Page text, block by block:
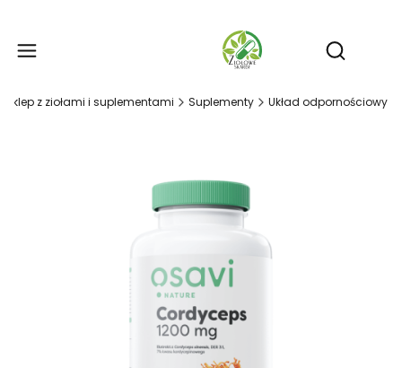
Otwórz
sklep z ziołami i suplementami Suplementy Układ odpornościowy